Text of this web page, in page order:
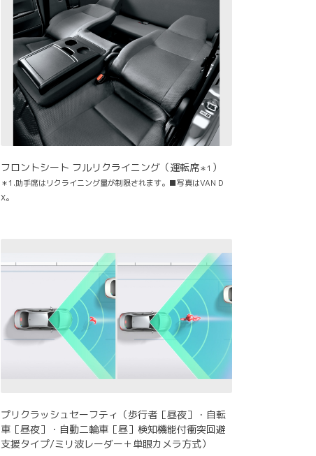
フロントシート フルリクライニング（運転席＊1 ）
＊1.助手席はリクライニング量が制限されます。■写真はVAN D
X。
プリクラッシュセーフティ（歩行者［昼夜］・自転
車［昼夜］・自動二輪車［昼］検知機能付衝突回避
支援タイプ/ミリ波レーダー＋単眼カメラ方式）